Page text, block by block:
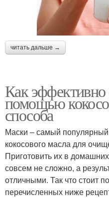
читать дальше →
Как эффективно
помощью
способа
Маски – самый
кокосового масла для
Приготовить их в
совсем не сложно, а
отличными. Так что стоит
перечисленных ниже